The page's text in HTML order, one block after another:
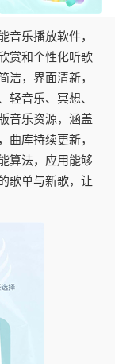
音乐播放软件，
赏和个性化听歌
洁，界面清新，
轻音乐、冥想、
音乐资源，涵盖
曲库持续更新，
算法，应用能够
歌单与新歌，让